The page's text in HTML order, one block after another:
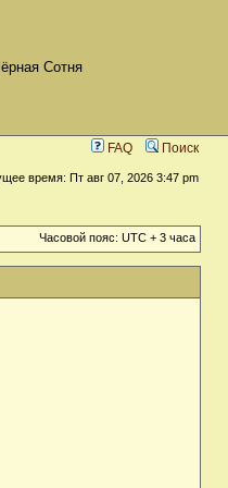
Сотня
FAQ Поиск
время: Пт авг 07, 2026 3:47 pm
Часовой пояс: UTC + 3 часа